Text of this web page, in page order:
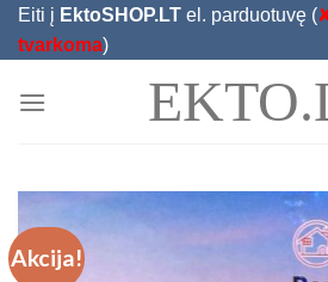
Skip
Eiti į EktoSHOP.LT el. parduotuvę (
tvarkoma)
Akcija!